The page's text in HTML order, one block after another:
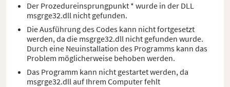
Der Prozedureinsprungpunkt * wurde in der DLL
msgrge32.dll nicht gefunden.
Die Ausführung des Codes kann nicht fortgesetzt
werden, da die msgrge32.dll nicht gefunden wurde.
Durch eine Neuinstallation des Programms kann das
Problem möglicherweise behoben werden.
Das Programm kann nicht gestartet werden, da
msgrge32.dll auf Ihrem Computer fehlt